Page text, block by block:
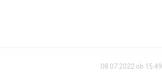
08.07.2022 ob 15:49